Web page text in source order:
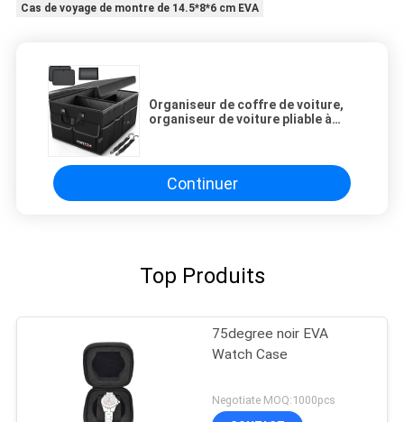
Cas de voyage de montre de 14.5*8*6 cm EVA
Organiseur de coffre de voiture,
organiseur de voiture pliable à
accessoires de voiture pour
femmes
Continuer
Top Produits
75degree noir EVA
Watch Case
Negotiate MOQ:1000pcs